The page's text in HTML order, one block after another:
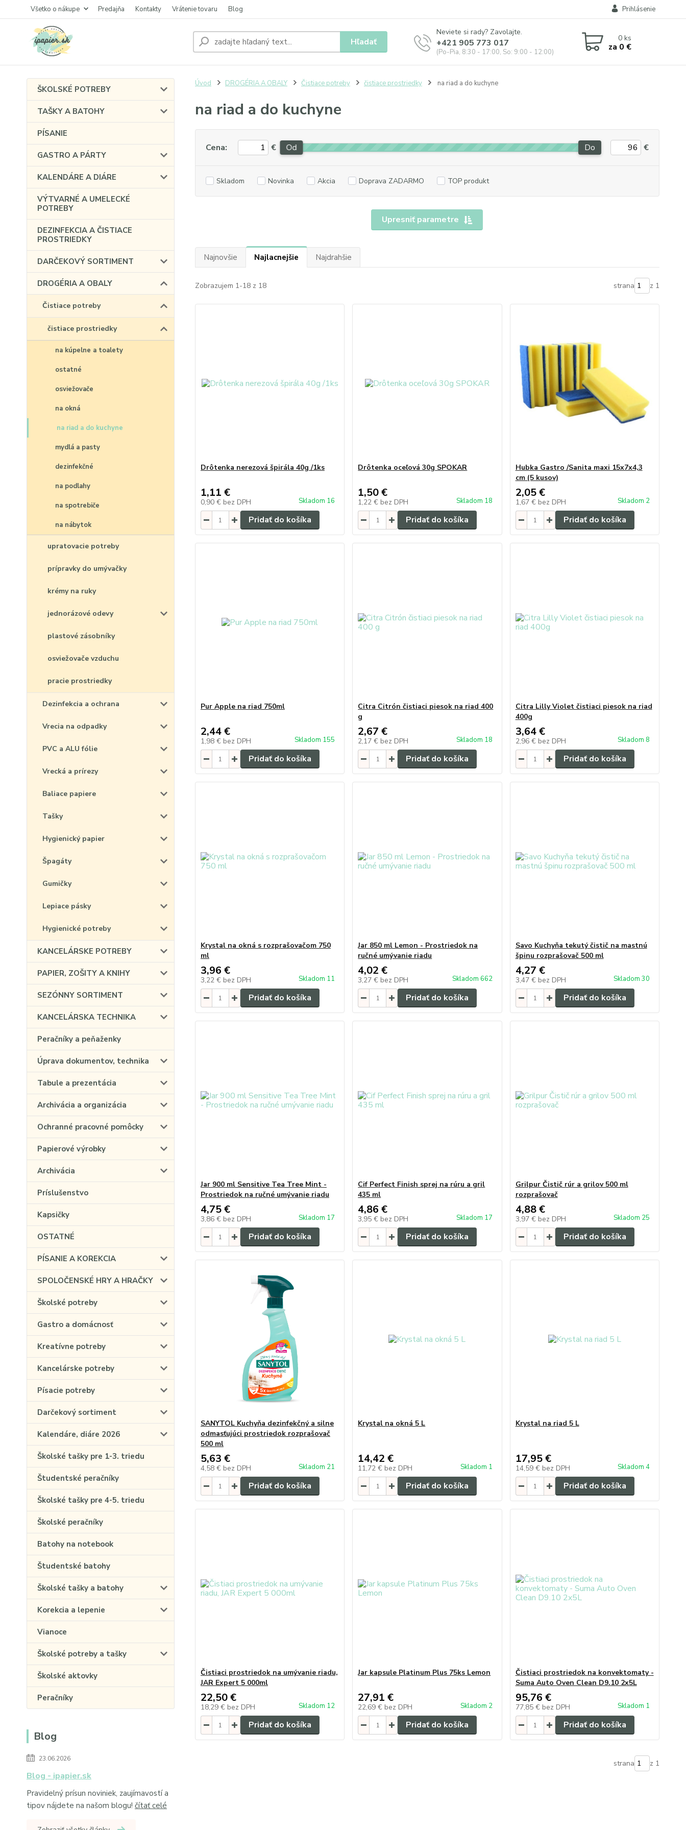
Všetko o nákupe Predajňa Kontakty Vrátenie tovaru Blog Prihlásenie
Hľadať
Neviete si rady? Zavolajte.
+421 905 773 017
(Po-Pia, 8:30 - 17:00, So: 9:00 - 12:00)
0ks
za 0 €
ŠKOLSKÉ POTREBY
TAŠKY A BATOHY
PÍSANIE
GASTRO A PÁRTY
KALENDÁRE A DIÁRE
VÝTVARNÉ A UMELECKÉ
POTREBY
DEZINFEKCIA A ČISTIACE
PROSTRIEDKY
DARČEKOVÝ SORTIMENT
DROGÉRIA A OBALY
Čistiace potreby
čistiace prostriedky
na kúpelne a toalety
ostatné
osviežovače
na okná
na riad a do kuchyne
mydlá a pasty
dezinfekčné
na podlahy
na spotrebiče
na nábytok
upratovacie potreby
prípravky do umývačky
krémy na ruky
jednorázové odevy
plastové zásobníky
osviežovače vzduchu
pracie prostriedky
Dezinfekcia a ochrana
Vrecia na odpadky
PVC a ALU fólie
Vrecká a prírezy
Baliace papiere
Tašky
Hygienický papier
Špagáty
Gumičky
Lepiace pásky
Hygienické potreby
KANCELÁRSKE POTREBY
PAPIER, ZOŠITY A KNIHY
SEZÓNNY SORTIMENT
KANCELÁRSKA TECHNIKA
Peračníky a peňaženky
Úprava dokumentov, technika
Tabule a prezentácia
Archivácia a organizácia
Ochranné pracovné pomôcky
Papierové výrobky
Archivácia
Príslušenstvo
Kapsičky
OSTATNÉ
PÍSANIE A KOREKCIA
SPOLOČENSKÉ HRY A HRAČKY
Školské potreby
Gastro a domácnosť
Kreatívne potreby
Kancelárske potreby
Písacie potreby
Darčekový sortiment
Kalendáre, diáre 2026
Školské tašky pre 1-3. triedu
Študentské peračníky
Školské tašky pre 4-5. triedu
Školské peračníky
Batohy na notebook
Študentské batohy
Školské tašky a batohy
Korekcia a lepenie
Vianoce
Školské potreby a tašky
Školské aktovky
Peračníky
Blog
23.06.2026
Blog - ipapier.sk
Pravidelný prísun noviniek, zaujímavostí a
tipov nájdete na našom blogu! čítať celé
Úvod DROGÉRIA A OBALY Čistiace potreby čistiace prostriedky na riad a do kuchyne
na riad a do kuchyne
Upresniť parametre
Cena: € Od Do €
Skladom Novinka Akcia Doprava ZADARMO TOP produkt
Najnovšie Najlacnejšie Najdrahšie
Zobrazujem 1-18 z 18 strana z 1
Drôtenka nerezová špirála 40g /1ks
1,11 €
0,90 € bez DPH Skladom 16
Pridať do košíka
Drôtenka oceľová 30g SPOKAR
1,50 €
1,22 € bez DPH Skladom 18
Pridať do košíka
Hubka Gastro /Sanita maxi 15x7x4,3
cm (5 kusov)
2,05 €
1,67 € bez DPH Skladom 2
Pridať do košíka
Pur Apple na riad 750ml
2,44 €
1,98 € bez DPH Skladom 155
Pridať do košíka
Citra Citrón čistiaci piesok na riad 400
g
2,67 €
2,17 € bez DPH Skladom 18
Pridať do košíka
Citra Lilly Violet čistiaci piesok na riad
400g
3,64 €
2,96 € bez DPH Skladom 8
Pridať do košíka
Krystal na okná s rozprašovačom 750
ml
3,96 €
3,22 € bez DPH Skladom 11
Pridať do košíka
Jar 850 ml Lemon - Prostriedok na
ručné umývanie riadu
4,02 €
3,27 € bez DPH Skladom 662
Pridať do košíka
Savo Kuchyňa tekutý čistič na mastnú
špinu rozprašovač 500 ml
4,27 €
3,47 € bez DPH Skladom 30
Pridať do košíka
Jar 900 ml Sensitive Tea Tree Mint -
Prostriedok na ručné umývanie riadu
4,75 €
3,86 € bez DPH Skladom 17
Pridať do košíka
Cif Perfect Finish sprej na rúru a gril
435 ml
4,86 €
3,95 € bez DPH Skladom 17
Pridať do košíka
Grilpur Čistič rúr a grilov 500 ml
rozprašovač
4,88 €
3,97 € bez DPH Skladom 25
Pridať do košíka
SANYTOL Kuchyňa dezinfekčný a silne
odmasťujúci prostriedok rozprašovač
500 ml
5,63 €
4,58 € bez DPH Skladom 21
Pridať do košíka
Krystal na okná 5 L
14,42 €
11,72 € bez DPH Skladom 1
Pridať do košíka
Krystal na riad 5 L
17,95 €
14,59 € bez DPH Skladom 4
Pridať do košíka
Čistiaci prostriedok na umývanie riadu,
JAR Expert 5 000ml
22,50 €
18,29 € bez DPH Skladom 12
Pridať do košíka
Jar kapsule Platinum Plus 75ks Lemon
27,91 €
22,69 € bez DPH Skladom 2
Pridať do košíka
Čistiaci prostriedok na konvektomaty -
Suma Auto Oven Clean D9.10 2x5L
95,76 €
77,85 € bez DPH Skladom 1
Pridať do košíka
strana z 1